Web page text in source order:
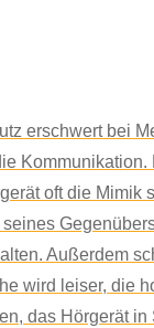
erschwert bei
oft die Mimik
Außerdem
wird leiser, die
das Hörgerät in